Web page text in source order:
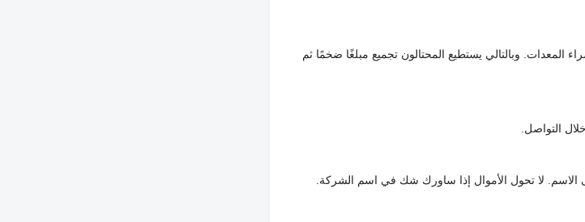
المعدات. وبالتالي يستطيع المحتالون تجميع مبلغًا ضخمًا ثم
التواصل.
الاسم. لا تحول الأموال إذا ساورك شك في اسم الشركة.